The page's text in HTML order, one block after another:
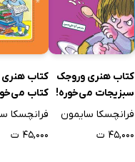
کتاب هنری وروجک
سبزیجات می‌خوره!
فرانچسکا سایمون
۴۵,۰۰۰ ت
کتاب
کتاب
فرانچسکا
۴۵,۰۰۰ ت